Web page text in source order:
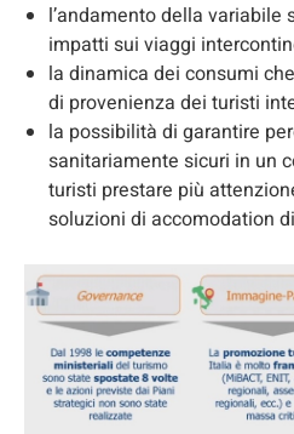
l’andamento della variabile
impatti sui viaggi
la dinamica dei consumi
di provenienza dei turisti
la possibilità di garantire
sanitariamente sicuri in un
turisti prestare più
soluzioni di accomodation